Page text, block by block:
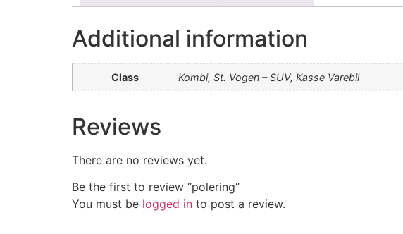
Additional information
Class Kombi, St. Vogen – SUV, Kasse Varebil
Reviews
There are no reviews yet.
Be the first to review “polering”
You must be logged in to post a review.